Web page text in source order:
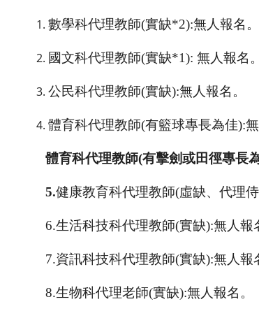
數學科代理教師(實缺*2):無人報名。
國文科代理教師(實缺*1):無人報名。
公民科代理教師(實缺):無人報名。
體育科代理教師(有籃球專長為佳):
體育科代理教師(有擊劍或田徑專長
5.健康教育科代理教師(虛缺、代理
6.生活科技科代理教師(實缺):無人報
7.資訊科技科代理教師(實缺):無人報
8.生物科代理老師(實缺):無人報名。